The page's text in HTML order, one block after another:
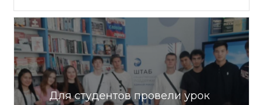
Для студентов провели урок